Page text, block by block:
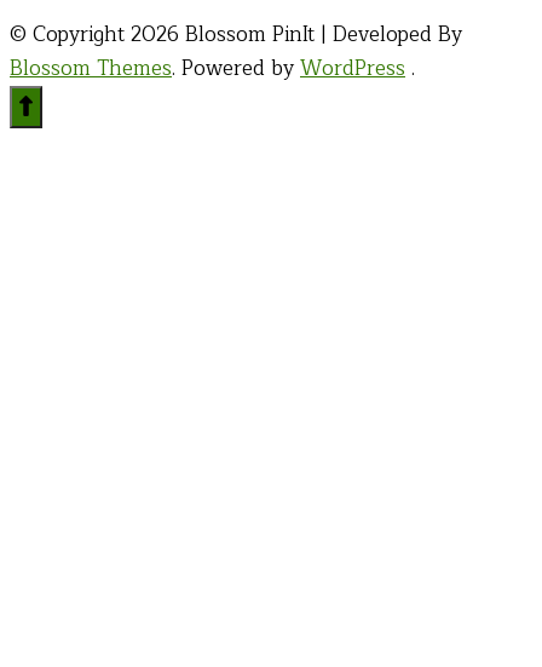
© Copyright 2026 Blossom PinIt | Developed By
Blossom Themes. Powered byWordPress.